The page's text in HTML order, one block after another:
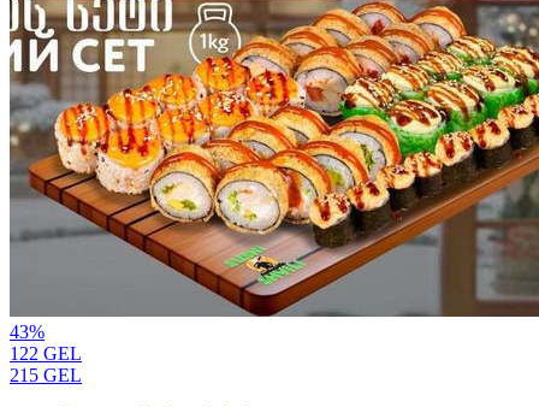
43%
122 GEL
215 GEL